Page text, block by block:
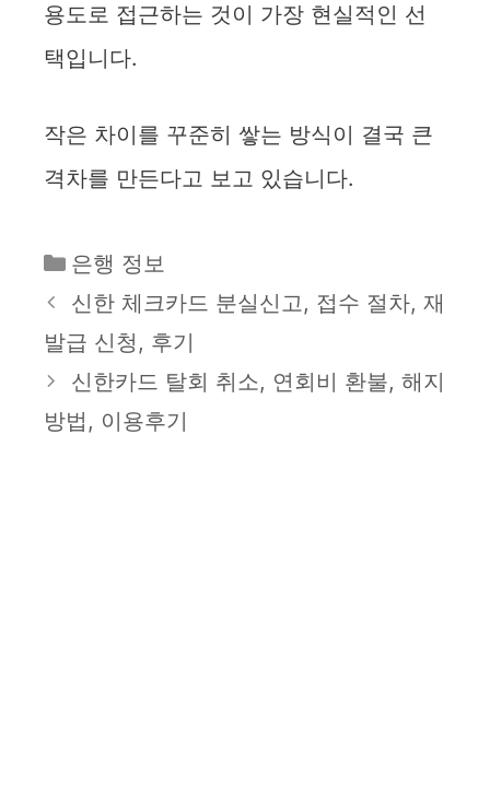
용도로 접근하는 것이 가장 현실적인 선
택입니다.
작은 차이를 꾸준히 쌓는 방식이 결국 큰
격차를 만든다고 보고 있습니다.
카
테
리
은행 정보
신한 체크카드 분실신고, 접수 절차, 재
발급 신청, 후기
신한카드 탈회 취소, 연회비 환불, 해지
방법, 이용후기